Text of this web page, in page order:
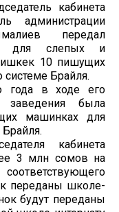
кабинета
администрации
передал
для слепых и
10 пишущих
Брайля.
года в ходе его
заведения была
машинках для
кабинета
3 млн сомов на
переданы школе-
будут переданы